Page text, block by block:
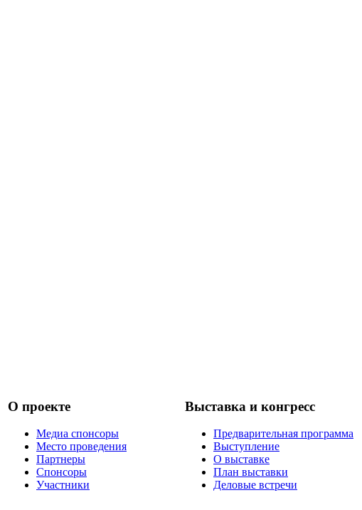
О проекте
Медиа спонсоры
Место проведения
Партнеры
Спонсоры
Участники
Выставка и конгресс
Предварительная программа
Выступление
О выставке
План выставки
Деловые встречи